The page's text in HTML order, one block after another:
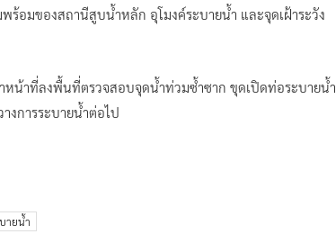
ร้อมของสถานีสูบน้ำหลัก อุโมงค์ระบายน้ำ และจุดเฝ้าระวัง
หน้าที่ลงพื้นที่ตรวจสอบจุดน้ำท่วมซ้ำซาก ขุดเปิดท่อระบายน้ำ
งการระบายน้ำต่อไป
ายน้ำ